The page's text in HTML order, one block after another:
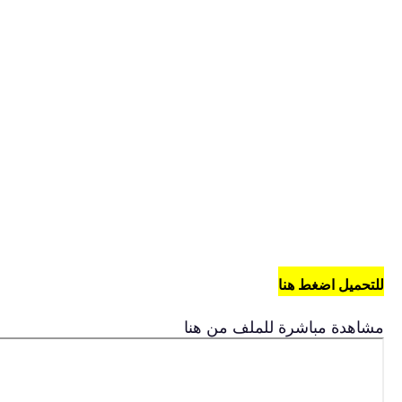
للتحميل اضغط هنا
مشاهدة مباشرة للملف من هنا